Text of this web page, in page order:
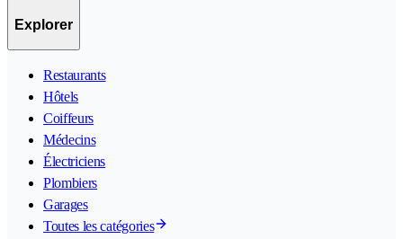
Explorer
Restaurants
Hôtels
Coiffeurs
Médecins
Électriciens
Plombiers
Garages
Toutes les catégories